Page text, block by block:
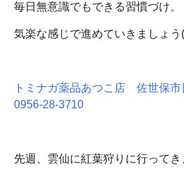
毎日無意識でもできる習慣づけ。
気楽な感じで進めていきましょう
トミナガ薬品あつこ店 佐世保
0956-28-3710
先週、雲仙に紅葉狩りに行ってき